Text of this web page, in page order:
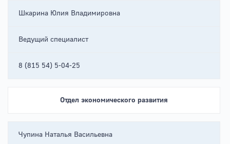
Шкарина Юлия Владимировна
Ведущий специалист
8 (815 54) 5-04-25
Отдел экономического развития
Чупина Наталья Васильевна